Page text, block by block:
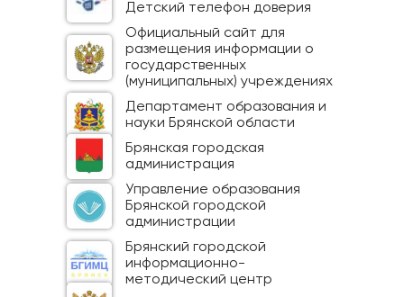
Детский телефон доверия
Официальный сайт для
размещения информации о
государственных
(муниципальных) учреждениях
Департамент образования и
науки Брянской области
Брянская городская
администрация
Управление образования
Брянской городской
администрации
Брянский городской
информационно-
методический центр